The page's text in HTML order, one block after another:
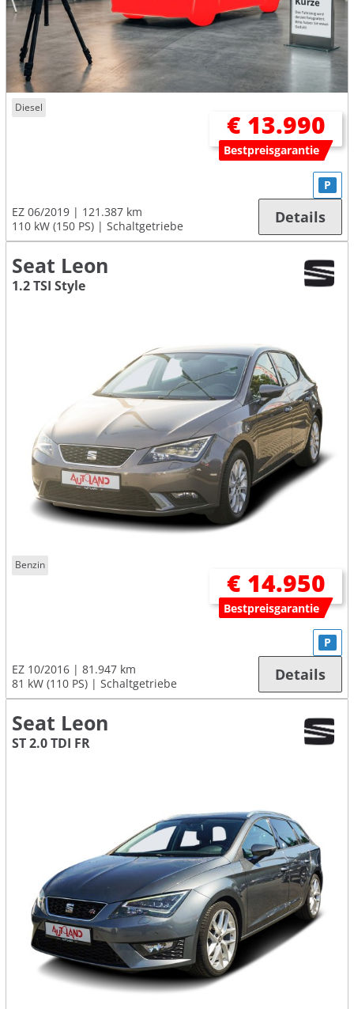
Diesel
€ 13.990
Bestpreisgarantie
EZ 06/2019
121.387 km
110 kW (150 PS)
Schaltgetriebe
P
Details
Seat Leon
1.2 TSI Style
Benzin
€ 14.950
Bestpreisgarantie
EZ 10/2016
81.947 km
81 kW (110 PS)
Schaltgetriebe
P
Details
Seat Leon
ST 2.0 TDI FR